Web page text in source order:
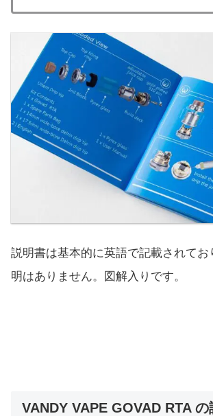
説明書は基本的に英語で記載されてお
明はありません。図解入りです。
VANDY VAPE GOVAD RTA の